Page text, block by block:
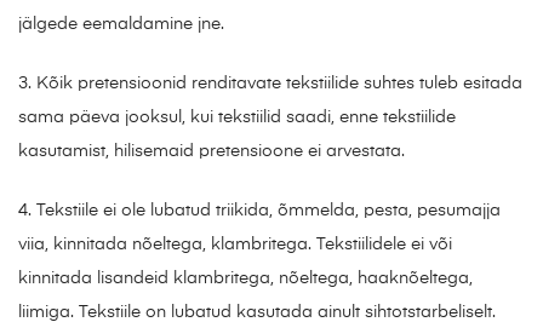
jälgede eemaldamine jne.
3. Kõik pretensioonid renditavate tekstiilide suhtes tuleb esitada
sama päeva jooksul, kui tekstiilid saadi, enne tekstiilide
kasutamist, hilisemaid pretensioone ei arvestata.
4. Tekstiile ei ole lubatud triikida, õmmelda, pesta, pesumajja
viia, kinnitada nõeltega, klambritega. Tekstiilidele ei või
kinnitada lisandeid klambritega, nõeltega, haaknõeltega,
liimiga. Tekstiile on lubatud kasutada ainult sihtotstarbeliselt.